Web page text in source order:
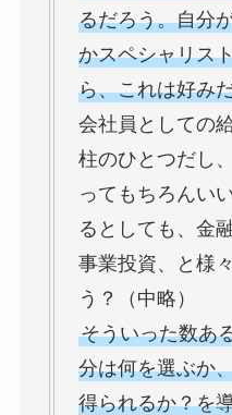
るだろう。自分
かスペシャリス
ら、これは好み
会社員としての
柱のひとつだし
ってもちろんい
るとしても、金
事業投資、と様
う？（中略）
そういった数あ
分は何を選ぶか
得られるか？を